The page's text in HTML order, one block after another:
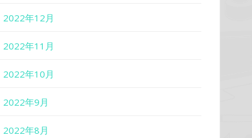
2022年12月
2022年11月
2022年10月
2022年9月
2022年8月